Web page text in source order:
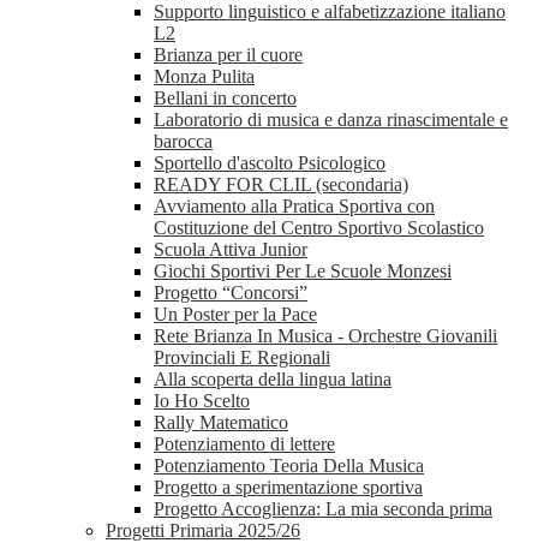
Supporto linguistico e alfabetizzazione italiano
L2
Brianza per il cuore
Monza Pulita
Bellani in concerto
Laboratorio di musica e danza rinascimentale e
barocca
Sportello d'ascolto Psicologico
READY FOR CLIL (secondaria)
Avviamento alla Pratica Sportiva con
Costituzione del Centro Sportivo Scolastico
Scuola Attiva Junior
Giochi Sportivi Per Le Scuole Monzesi
Progetto “Concorsi”
Un Poster per la Pace
Rete Brianza In Musica - Orchestre Giovanili
Provinciali E Regionali
Alla scoperta della lingua latina
Io Ho Scelto
Rally Matematico
Potenziamento di lettere
Potenziamento Teoria Della Musica
Progetto a sperimentazione sportiva
Progetto Accoglienza: La mia seconda prima
Progetti Primaria 2025/26